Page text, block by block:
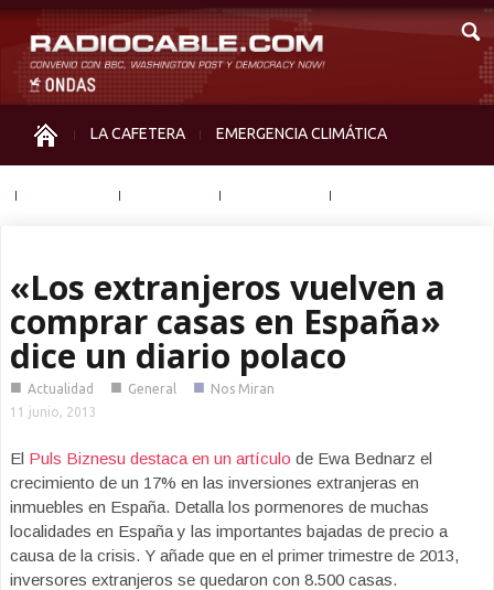
LA CAFETERA EMERGENCIA CLIMÁTICA
«Los extranjeros vuelven a
comprar casas en España»
dice un diario polaco
■ Actualidad ■ General ■ Nos Miran
11 junio, 2013
El Puls Biznesu destaca en un artículo de Ewa Bednarz el
crecimiento de un 17% en las inversiones extranjeras en
inmuebles en España. Detalla los pormenores de muchas
localidades en España y las importantes bajadas de precio a
causa de la crisis. Y añade que en el primer trimestre de 2013,
inversores extranjeros se quedaron con 8.500 casas.